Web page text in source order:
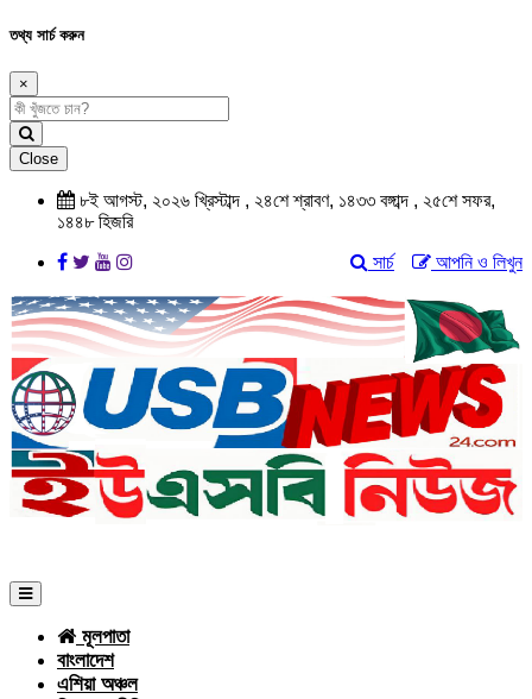
তথ্য সার্চ করুন
×
Close
৮ই আগস্ট, ২০২৬ খ্রিস্টাব্দ , ২৪শে শ্রাবণ, ১৪৩৩ বঙ্গাব্দ , ২৫শে সফর,
১৪৪৮ হিজরি
আপনি ও লিখুন
সার্চ
মূলপাতা
বাংলাদেশ
এশিয়া অঞ্চল